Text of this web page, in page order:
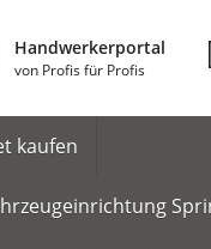
Handwerkerportal
von Profis für Profis
kaufen